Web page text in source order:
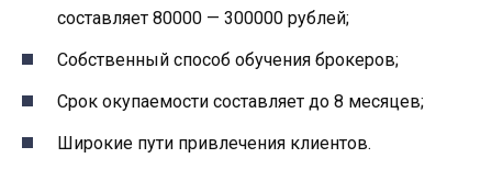
составляет 80000 — 300000 рублей;
Собственный способ обучения брокеров;
Срок окупаемости составляет до 8 месяцев;
Широкие пути привлечения клиентов.